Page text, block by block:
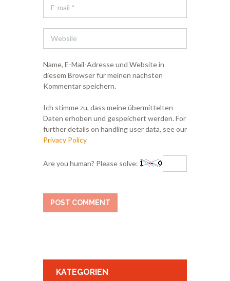
Name, E-Mail-Adresse und Website in
diesem Browser für meinen nächsten
Kommentar speichern.
Ich stimme zu, dass meine übermittelten
Daten erhoben und gespeichert werden. For
further details on handling user data, see our
Privacy Policy
Are you human? Please solve:
KATEGORIEN